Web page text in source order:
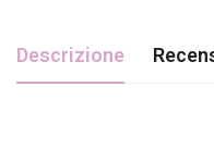
Descrizione